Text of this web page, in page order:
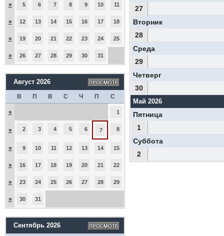
» 5 6 7 8 9 10 11
» 12 13 14 15 16 17 18
» 19 20 21 22 23 24 25
» 26 27 28 29 30 31
Август 2026
В П В С Ч П С
» 1
» 2 3 4 5 6 7 8
» 9 10 11 12 13 14 15
» 16 17 18 19 20 21 22
» 23 24 25 26 27 28 29
» 30 31
Сентябрь 2026
27
Вторник
28
Среда
29
Четверг
30
Май 2026
Пятница
1
Суббота
2